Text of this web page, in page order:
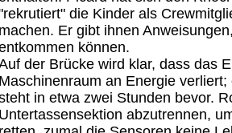
die Kinder als
machen. Er gibt ihnen
können.
der Brücke wird klar, dass das
Maschinenraum an Energie
in etwa zwei Stunden bevor.
Untertassensektion abzutrennen,